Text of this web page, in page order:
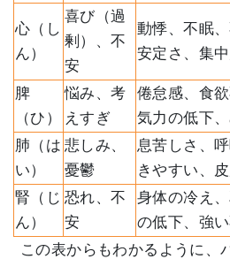
心（し
ん）
喜び（過
剰）、不
安
動悸、不眠
安定さ、集
脾
（ひ）
悩み、考
えすぎ
倦怠感、食
気力の低下
肺（は
い）
悲しみ、
憂鬱
息苦しさ、
きやすい、
腎（じ
ん）
恐れ、不
安
身体の冷え
の低下、強
この表からもわかるように、